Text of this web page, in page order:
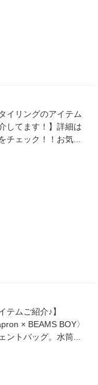
イリングのアイテム
してます！】詳細は
チェック！！お気...
テムご紹介♪】
× BEAMS BOY〉
ントバッグ。水筒...